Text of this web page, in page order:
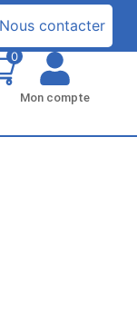
Nous contacter
0
Mon compte